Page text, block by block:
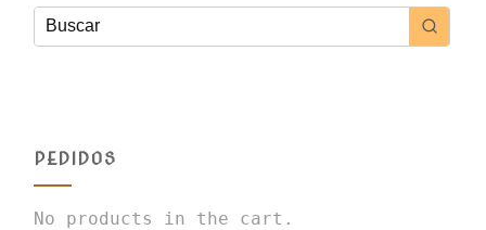
PEDIDOS
No products in the cart.